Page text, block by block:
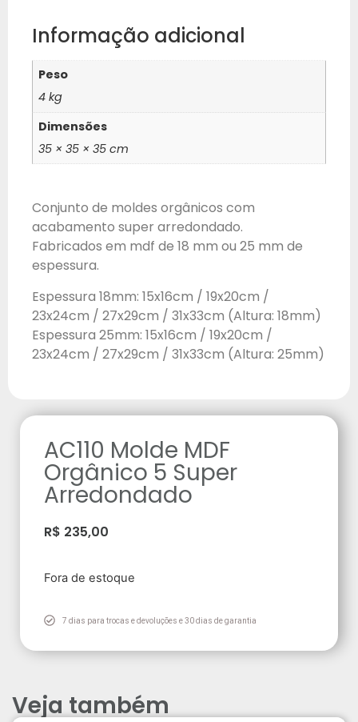
Informação adicional
Peso
4 kg
Dimensões
35 × 35 × 35 cm
Conjunto de moldes orgânicos com
acabamento super arredondado.
Fabricados em mdf de 18 mm ou 25 mm de
espessura.
Espessura 18mm: 15x16cm / 19x20cm /
23x24cm / 27x29cm / 31x33cm (Altura: 18mm)
Espessura 25mm: 15x16cm / 19x20cm /
23x24cm / 27x29cm / 31x33cm (Altura: 25mm)
AC110 Molde MDF
Orgânico 5 Super
Arredondado
R$ 235,00
Fora de estoque
7 dias para trocas e devoluções e 30 dias de garantia
Veja também